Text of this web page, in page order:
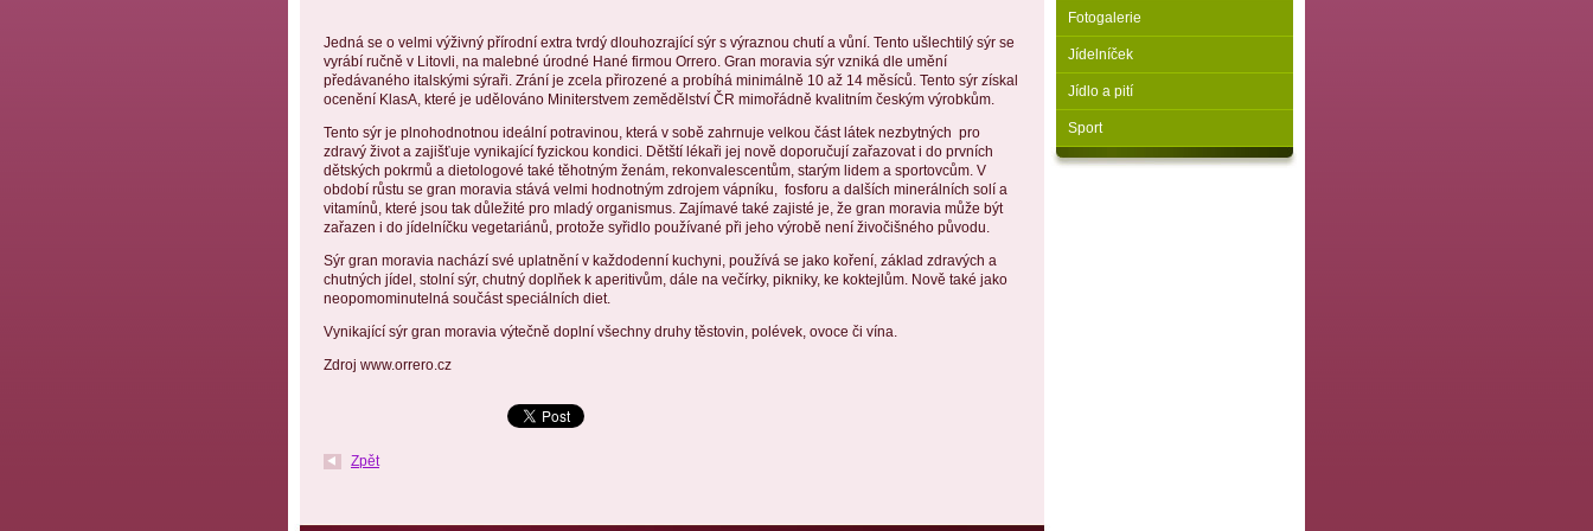
Jedná se o velmi výživný přírodní extra tvrdý dlouhozrající sýr s výraznou chutí a vůní. Tento ušlechtilý sýr se
vyrábí ručně v Litovli, na malebné úrodné Hané firmou Orrero. Gran moravia sýr vzniká dle umění
předávaného italskými sýraři. Zrání je zcela přirozené a probíhá minimálně 10 až 14 měsíců. Tento sýr získal
ocenění KlasA, které je udělováno Miniterstvem zemědělství ČR mimořádně kvalitním českým výrobkům.
Tento sýr je plnohodnotnou ideální potravinou, která v sobě zahrnuje velkou část látek nezbytných pro
zdravý život a zajišťuje vynikající fyzickou kondici. Dětští lékaři jej nově doporučují zařazovat i do prvních
dětských pokrmů a dietologové také těhotným ženám, rekonvalescentům, starým lidem a sportovcům. V
období růstu se gran moravia stává velmi hodnotným zdrojem vápníku, fosforu a dalších minerálních solí a
vitamínů, které jsou tak důležité pro mladý organismus. Zajímavé také zajisté je, že gran moravia může být
zařazen i do jídelníčku vegetariánů, protože syřidlo používané při jeho výrobě není živočišného původu.
Sýr gran moravia nachází své uplatnění v každodenní kuchyni, používá se jako koření, základ zdravých a
chutných jídel, stolní sýr, chutný doplňek k aperitivům, dále na večírky, pikniky, ke koktejlům. Nově také jako
neopomominutelná součást speciálních diet.
Vynikající sýr gran moravia výtečně doplní všechny druhy těstovin, polévek, ovoce či vína.
Zdroj www.orrero.cz
Zpět
Fotogalerie
Jídelníček
Jídlo a pití
Sport